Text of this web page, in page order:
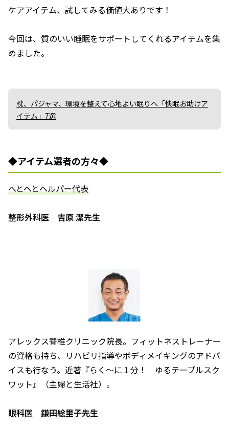
ケアアイテム、試してみる価値大ありです！
今回は、質のいい睡眠をサポートしてくれるアイテムを集
めました。
枕、パジャマ、環境を整えて心地よい眠りへ「快眠お助けア
イテム」7選
◆アイテム選者の方々◆
――へとへとヘルパー代表――
整形外科医 吉原 潔先生
アレックス脊椎クリニック院長。フィットネストレーナー
の資格も持ち、リハビリ指導やボディメイキングのアドバ
イスも行なう。近著『らく～に１分！ ゆるテーブルスク
ワット』（主婦と生活社）。
眼科医 鎌田絵里子先生